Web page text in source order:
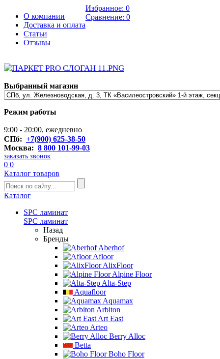
О компании
Доставка и оплата
Статьи
Отзывы
Избранное: 0
Сравнение: 0
Выбранный магазин
Режим работы
9:00 - 20:00, ежедневно
СПб: +7(900) 625-38-50
Москва: 8 800 101-99-03
заказать звонок
0 0
Каталог товаров
Каталог
SPC ламинат
SPC ламинат
Назад
Бренды
Aberhof
Afloor
AlixFloor
Alpine Floor
Alta-Step
Aquafloor
Aquamax
Arbiton
Art East
Arteo
Berry Alloc
Betta
Boho Floor